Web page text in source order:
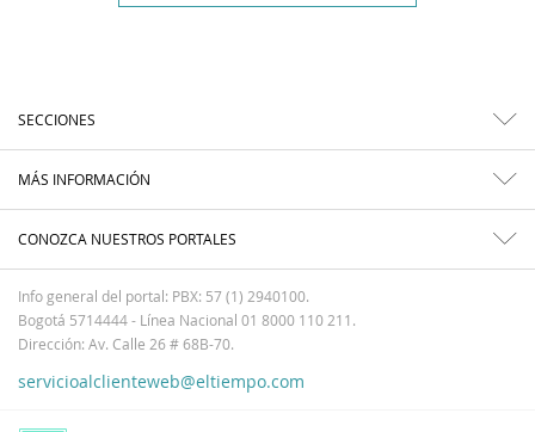
SECCIONES
MÁS INFORMACIÓN
CONOZCA NUESTROS PORTALES
Info general del portal: PBX: 57 (1) 2940100.
Bogotá 5714444 - Línea Nacional 01 8000 110 211.
Dirección: Av. Calle 26 # 68B-70.
servicioalclienteweb@eltiempo.com